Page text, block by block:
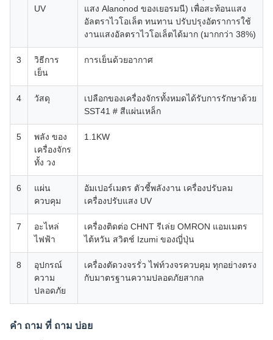
UV
แสง Alanonod ของเยอรมนี) เพื่อสะท้อนแสง
อัลตราไวโอเล็ต ทนทาน ปรับปรุงอัตราการใช้
งานแสงอัลตราไวโอเล็ตได้มาก (มากกว่า 38%)
3
วิธีการ
เย็น
การเย็นด้วยอากาศ
4 วัสดุ
เปลือกของเครื่องจักรทั้งหมดได้รับการรักษาด้วย
SST41 # สีแผ่นเหล็ก
5
พลัง ของ
เครื่องจักร
ทั้ง วง
1.1KW
6
แผ่น
ควบคุม
อัมเปอร์เมตร ตัวชี้พลังงาน เครื่องปรับลม
เครื่องปรับแสง UV
7
อะไหล่
ไฟฟ้า
เครื่องติดต่อ CHNT รีเล่ย OMRON แอมเมตร
ไต้หวัน สวิตช์ Izumi ของญี่ปุ่น
8
อุปกรณ์
ความ
ปลอดภัย
เครื่องตัดวงจรรั่ว ไฟท์วงจรควบคุม ทุกอย่างตรง
กับมาตรฐานความปลอดภัยสากล
คํา ถาม ที่ ถาม บ่อย